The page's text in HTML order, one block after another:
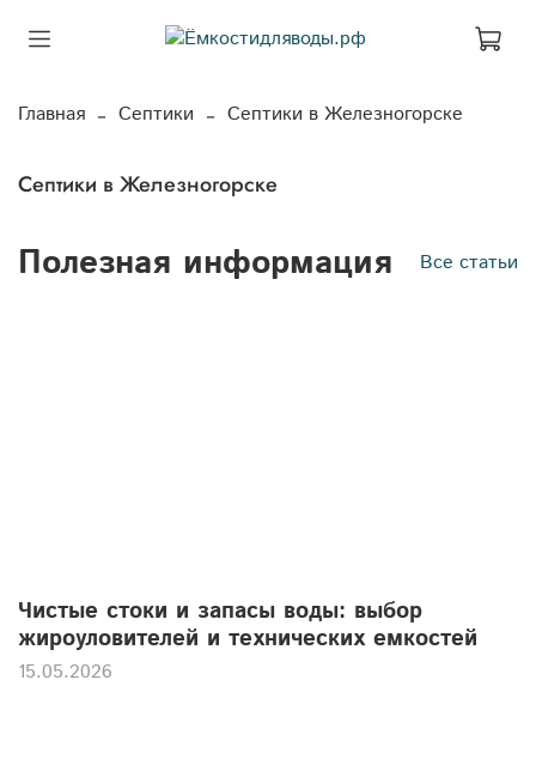
Главная Септики Септики в Железногорске
Септики в Железногорске
Полезная информация Все статьи
Чистые стоки и запасы воды: выбор
жироуловителей и технических емкостей
15.05.2026